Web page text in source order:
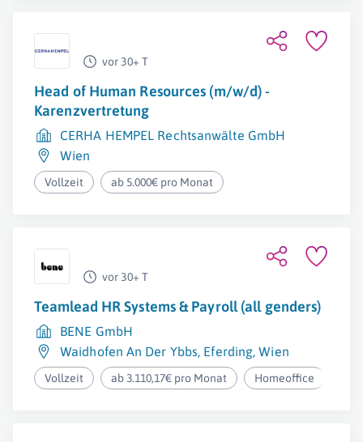
vor 30+ T
Head of Human Resources (m/w/d) -
Karenzvertretung
CERHA HEMPEL Rechtsanwälte GmbH
Wien
Vollzeit ab 5.000€ pro Monat
vor 30+ T
Teamlead HR Systems & Payroll (all genders)
BENE GmbH
Waidhofen An Der Ybbs, Eferding,Wien
Vollzeit ab 3.110,17€ pro Monat Homeoffice